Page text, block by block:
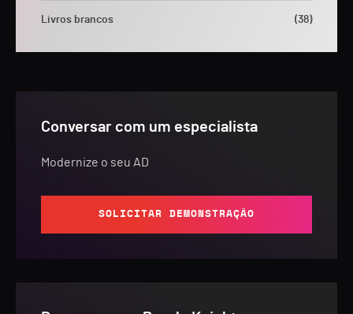
Livros brancos (38)
Conversar com um especialista
Modernize o seu AD
SOLICITAR DEMONSTRAÇÃO